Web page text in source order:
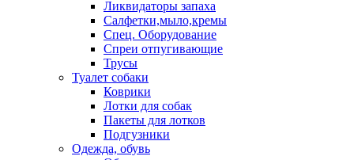
Ликвидаторы запаха
Салфетки,мыло,кремы
Спец. Оборудование
Спреи отпугивающие
Трусы
Туалет собаки
Коврики
Лотки для собак
Пакеты для лотков
Подгузники
Одежда, обувь